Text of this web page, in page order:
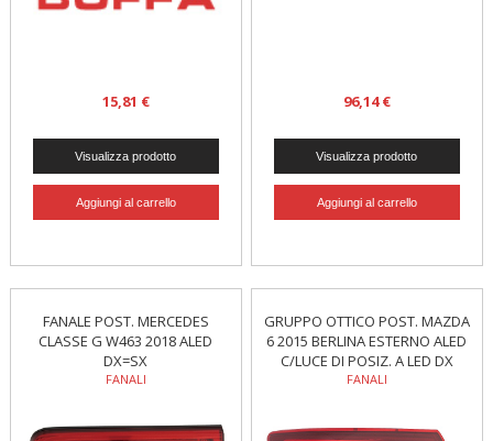
15,81 € 96,14 €
FANALE POST. MERCEDES
CLASSE G W463 2018 ALED
DX=SX
FANALI
GRUPPO OTTICO POST. MAZDA
6 2015 BERLINA ESTERNO ALED
C/LUCE DI POSIZ. A LED DX
FANALI